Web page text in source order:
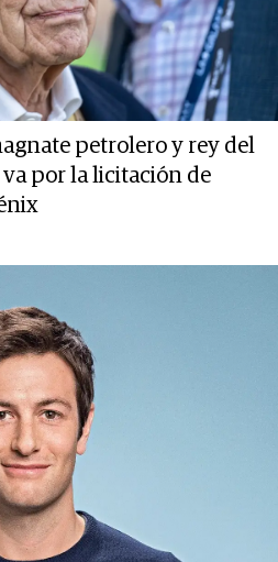
petrolero y rey del
por la licitación de